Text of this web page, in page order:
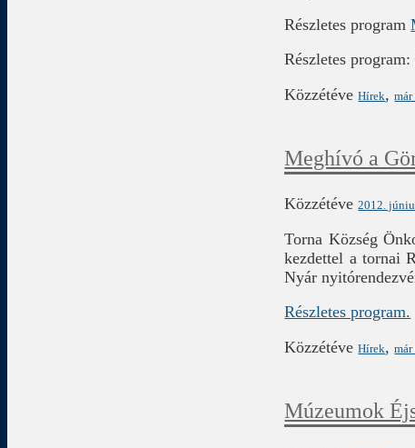
Részletes program
Részletes program:
Közzétéve Hírek,
Meghívó a
Közzétéve2012.
Torna Község
kezdettel a tornai
Nyár
Részletes program.
Közzétéve Hírek,
Múzeumok